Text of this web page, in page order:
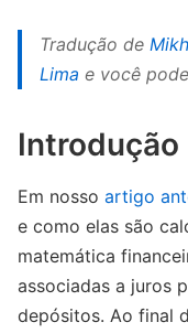
Tradução de
Lima e você
Introdução
Em nosso artigo
e como elas são
matemática
associadas a juros
depósitos. Ao final